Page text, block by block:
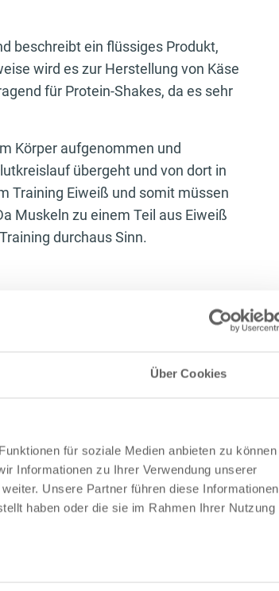
Über Cookies
für soziale Medien anbieten zu können
Informationen zu Ihrer Verwendung unserer
Unsere Partner führen diese Informationen
haben oder die sie im Rahmen Ihrer Nutzung
beschreibt ein flüssiges Produkt,
wird es zur Herstellung von Käse
für Protein-Shakes, da es sehr
Körper aufgenommen und
übergeht und von dort in
Training Eiweiß und somit müssen
Muskeln zu einem Teil aus Eiweiß
durchaus Sinn.
steht es dem Körper zu jeder Zeit
Eine proteinreiche Ernährung
da es essenzielle Aminosäuren